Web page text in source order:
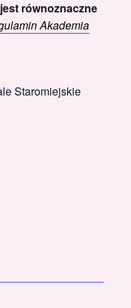
równoznaczne
Akademia
Staromiejskie